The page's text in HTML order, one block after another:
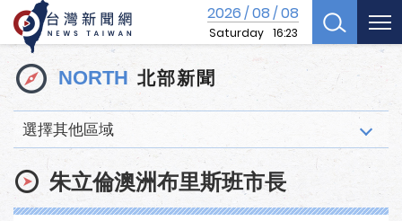
2026/08/08
Saturday 16:23
NORTH 北部新聞
選擇其他區域
朱立倫澳洲布里斯班市長